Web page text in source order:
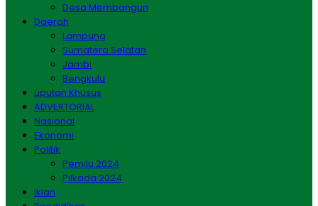
Desa Membangun
Daerah
Lampung
Sumatera Selatan
Jambi
Bengkulu
Liputan Khusus
ADVERTORIAL
Nasional
Ekonomi
Politik
Pemilu 2024
Pilkada 2024
Iklan